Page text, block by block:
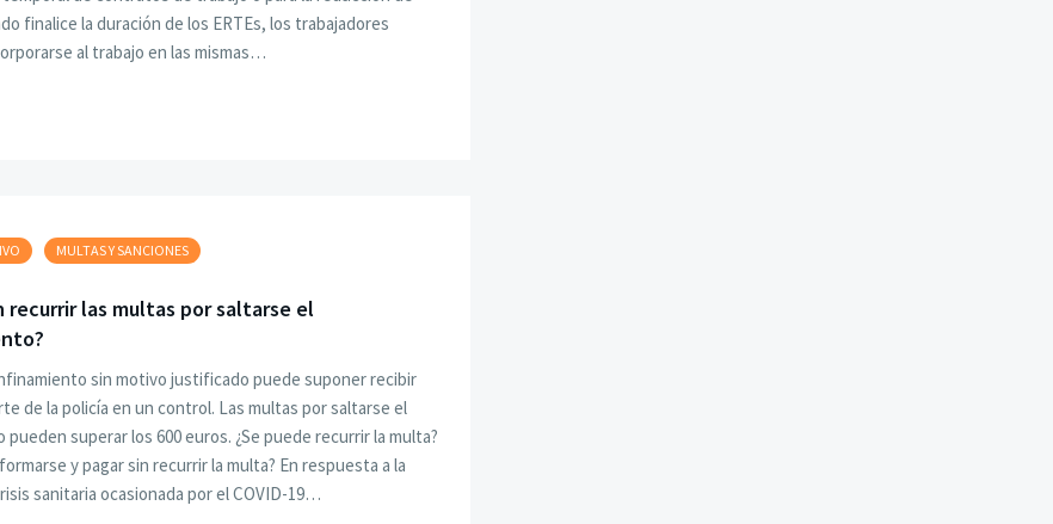
finalice la duración de los ERTEs, los trabajadores
al trabajo en las mismas…
MULTAS Y SANCIONES
recurrir las multas por saltarse el
sin motivo justificado puede suponer recibir
de la policía en un control. Las multas por saltarse el
superar los 600 euros. ¿Se puede recurrir la multa?
y pagar sin recurrir la multa? En respuesta a la
sanitaria ocasionada por el COVID-19…